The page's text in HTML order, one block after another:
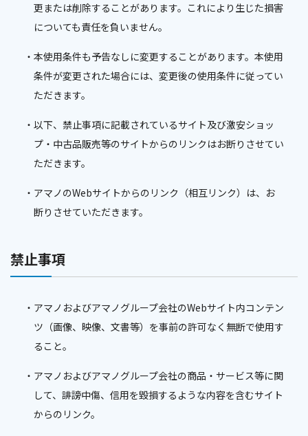
更または削除することがあります。これにより生じた損害
についても責任を負いません。
本使用条件も予告なしに変更することがあります。本使用
条件が変更された場合には、変更後の使用条件に従ってい
ただきます。
以下、禁止事項に記載されているサイト及び激安ショッ
プ・中古品販売等のサイトからのリンクはお断りさせてい
ただきます。
アマノのWebサイトからのリンク（相互リンク）は、お
断りさせていただきます。
禁止事項
アマノおよびアマノグループ会社のWebサイト内コンテン
ツ（画像、映像、文書等）を事前の許可なく無断で使用す
ること。
アマノおよびアマノグループ会社の商品・サービス等に関
して、誹謗中傷、信用を毀損するような内容を含むサイト
からのリンク。